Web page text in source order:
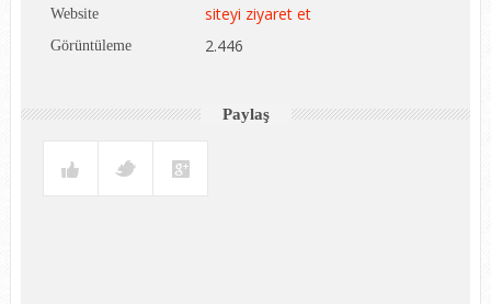
Website siteyi ziyaret et
Görüntüleme 2.446
Paylaş